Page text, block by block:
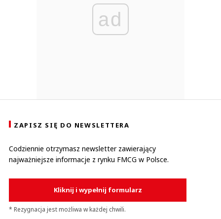
ad
ZAPISZ SIĘ DO NEWSLETTERA
Codziennie otrzymasz newsletter zawierający
najważniejsze informacje z rynku FMCG w Polsce.
Kliknij i wypełnij formularz
* Rezygnacja jest możliwa w każdej chwili.